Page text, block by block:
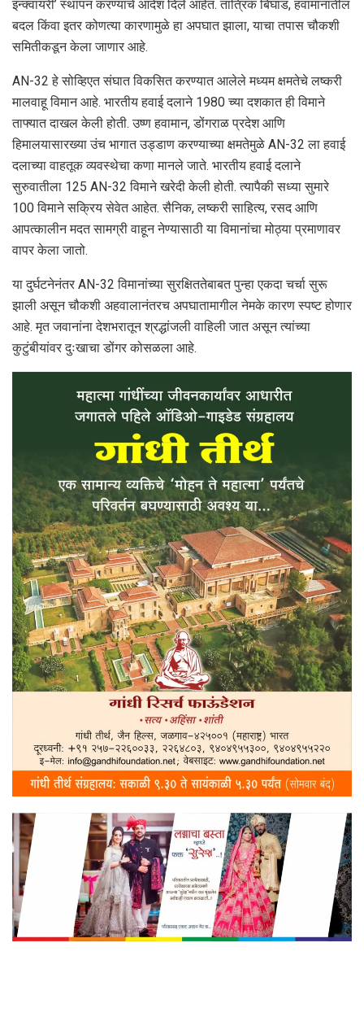
इन्क्वायरी’ स्थापन करण्याचे आदेश दिले आहेत. तांत्रिक बिघाड, हवामानातील
बदल किंवा इतर कोणत्या कारणामुळे हा अपघात झाला, याचा तपास चौकशी
समितीकडून केला जाणार आहे.
AN-32 हे सोव्हिएत संघात विकसित करण्यात आलेले मध्यम क्षमतेचे लष्करी
मालवाहू विमान आहे. भारतीय हवाई दलाने 1980 च्या दशकात ही विमाने
ताफ्यात दाखल केली होती. उष्ण हवामान, डोंगराळ प्रदेश आणि
हिमालयासारख्या उंच भागात उड्डाण करण्याच्या क्षमतेमुळे AN-32 ला हवाई
दलाच्या वाहतूक व्यवस्थेचा कणा मानले जाते. भारतीय हवाई दलाने
सुरुवातीला 125 AN-32 विमाने खरेदी केली होती. त्यापैकी सध्या सुमारे
100 विमाने सक्रिय सेवेत आहेत. सैनिक, लष्करी साहित्य, रसद आणि
आपत्कालीन मदत सामग्री वाहून नेण्यासाठी या विमानांचा मोठ्या प्रमाणावर
वापर केला जातो.
या दुर्घटनेनंतर AN-32 विमानांच्या सुरक्षिततेबाबत पुन्हा एकदा चर्चा सुरू
झाली असून चौकशी अहवालानंतरच अपघातामागील नेमके कारण स्पष्ट होणार
आहे. मृत जवानांना देशभरातून श्रद्धांजली वाहिली जात असून त्यांच्या
कुटुंबीयांवर दुःखाचा डोंगर कोसळला आहे.